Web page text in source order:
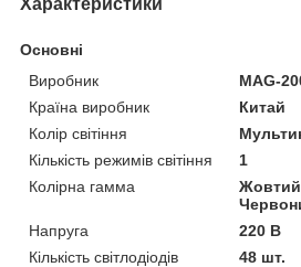
Основні
Виробник
MAG-
Країна виробник
Китай
Колір світіння
Кількість режимів світіння
1
Колірна гамма
Напруга
220 В
Кількість світлодіодів
48 шт.